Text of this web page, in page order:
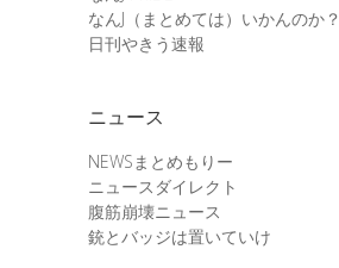
なんJ（まとめては）いかんのか？
日刊やきう速報
ニュース
NEWSまとめもりー
ニュースダイレクト
腹筋崩壊ニュース
銃とバッジは置いていけ